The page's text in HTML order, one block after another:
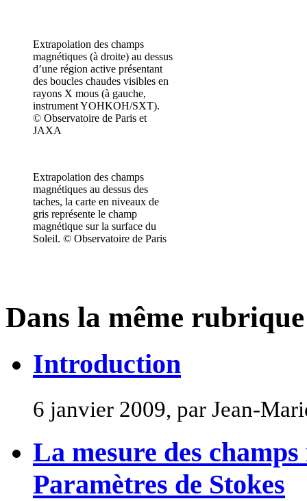
Extrapolation des champs
magnétiques (à droite) au dessus
d’une région active présentant
des boucles chaudes visibles en
rayons X mous (à gauche,
instrument YOHKOH/SXT).
© Observatoire de Paris et
JAXA
Extrapolation des champs
magnétiques au dessus des
taches, la carte en niveaux de
gris représente le champ
magnétique sur la surface du
Soleil. © Observatoire de Paris
Dans la même rubrique
Introduction
6 janvier 2009, par Jean-
La mesure des
Paramètres de Stokes